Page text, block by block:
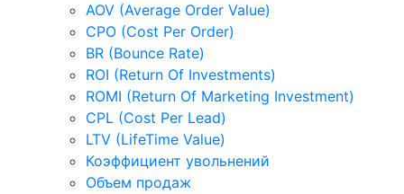
AOV (Average Order Value)
CPO (Cost Per Order)
BR (Bounce Rate)
ROI (Return Of Investments)
ROMI (Return Of Marketing Investment)
CPL (Cost Per Lead)
LTV (LifeTime Value)
Коэффициент увольнений
Объем продаж